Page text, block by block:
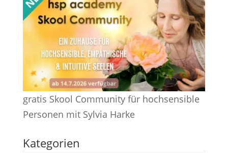
gratis Skool Community für hochsensible
Personen mit Sylvia Harke
Kategorien